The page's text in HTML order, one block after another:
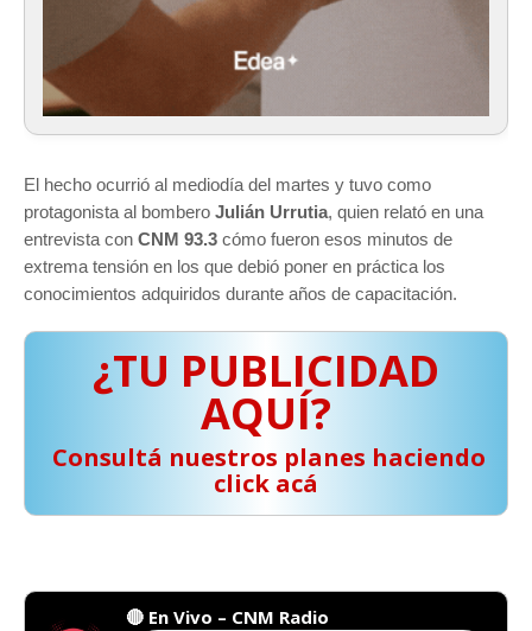
El hecho ocurrió al mediodía del martes y tuvo como
protagonista al bombero Julián Urrutia, quien relató en una
entrevista con CNM 93.3 cómo fueron esos minutos de
extrema tensión en los que debió poner en práctica los
conocimientos adquiridos durante años de capacitación.
¿TU PUBLICIDAD
AQUÍ?
️ Consultá nuestros planes haciendo
click acá
🔴 En Vivo – CNM Radio